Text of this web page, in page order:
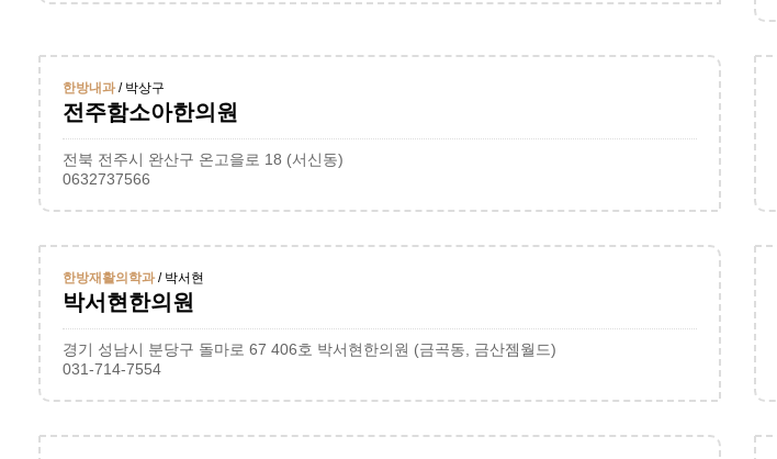
한방내과/ 박상구
전주함소아한의원
전북 전주시 완산구 온고을로 18 (서신동)
0632737566
한방재활의학과/ 박서현
박서현한의원
경기 성남시 분당구 돌마로 67 406호 박서현한의원 (금곡동, 금산젬월드)
031-714-7554